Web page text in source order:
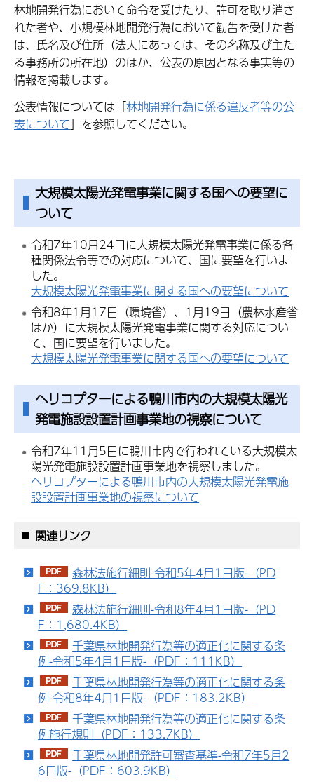
林地開発行為において命令を受けたり、許可を取り消さ
れた者や、小規模林地開発行為において勧告を受けた者
は、氏名及び住所（法人にあっては、その名称及び主た
る事務所の所在地）のほか、公表の原因となる事実等の
情報を掲載します。
公表情報については「林地開発行為に係る違反者等の公
表について」を参照してください。
大規模太陽光発電事業に関する国への要望に
ついて
令和7年10月24日に大規模太陽光発電事業に係る各
種関係法令等での対応について、国に要望を行いま
した。
大規模太陽光発電事業に関する国への要望について
令和8年1月17日（環境省）、1月19日（農林水産省
ほか）に大規模太陽光発電事業に関する対応につい
て、国に要望を行いました。
大規模太陽光発電事業に関する国への要望について
ヘリコプターによる鴨川市内の大規模太陽光
発電施設設置計画事業地の視察について
令和7年11月5日に鴨川市内で行われている大規模太
陽光発電施設設置計画事業地を視察しました。
ヘリコプターによる鴨川市内の大規模太陽光発電施
設設置計画事業地の視察について
関連リンク
森林法施行細則-令和5年4月1日版-（PD
F：369.8KB）
森林法施行細則-令和8年4月1日版-（PD
F：1,680.4KB）
千葉県林地開発行為等の適正化に関する条
例-令和5年4月1日版-（PDF：111KB）
千葉県林地開発行為等の適正化に関する条
例-令和8年4月1日版-（PDF：183.2KB）
千葉県林地開発行為等の適正化に関する条
例施行規則（PDF：133.7KB）
千葉県林地開発許可審査基準-令和7年5月2
6日版-（PDF：603.9KB）